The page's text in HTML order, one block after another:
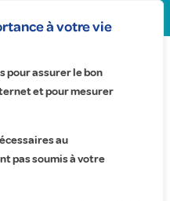
à votre vie
pour assurer le bon
et pour mesurer
au
pas soumis à votre
de
Ile-
–